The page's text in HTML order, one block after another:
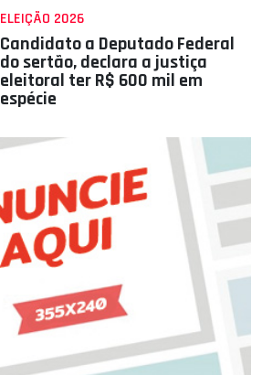
ELEIÇÃO 2026
Candidato a Deputado Federal
do sertão, declara a justiça
eleitoral ter R$ 600 mil em
espécie